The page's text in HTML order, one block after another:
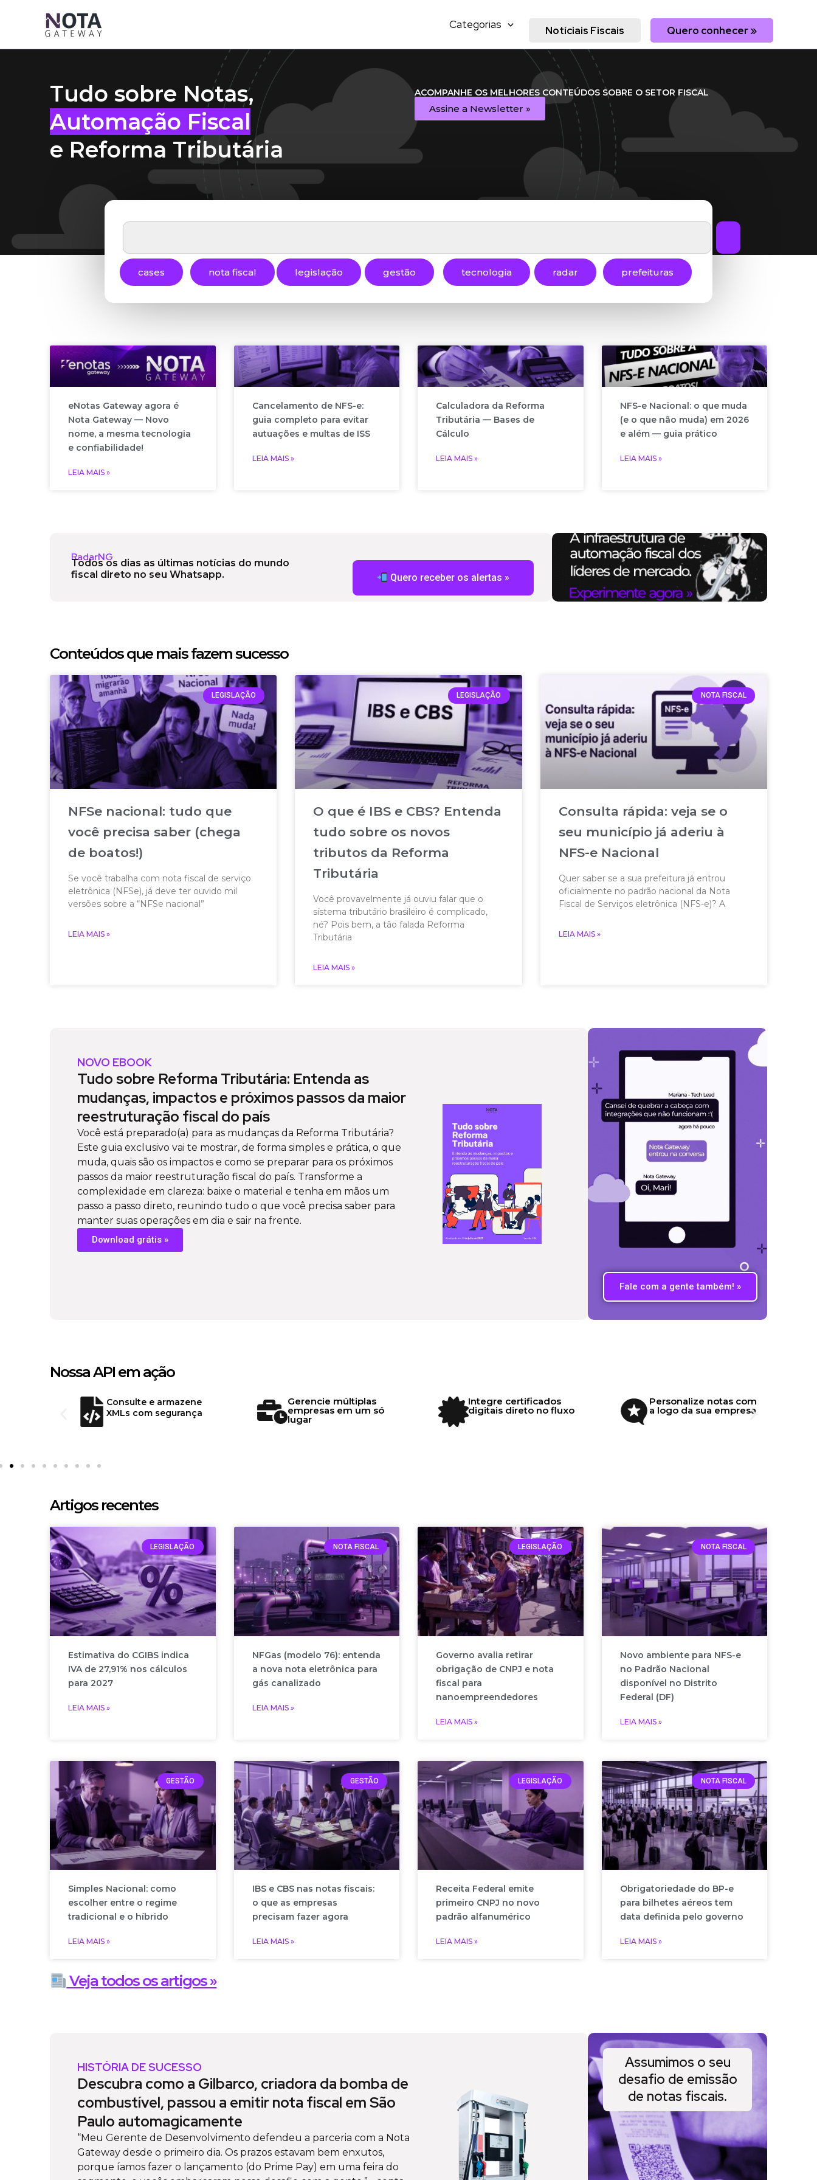
Categorias Notíciais Fiscais Quero conhecer »
Tudo sobre Notas,
Automação Fiscal
e Reforma Tributária
ACOMPANHE OS MELHORES CONTEÚDOS SOBRE O SETOR FISCAL
Assine a Newsletter »
P
s
q
cases nota fiscal legislação gestão tecnologia radar prefeituras
eNotas Gateway agora é
Nota Gateway — Novo
nome, a mesma tecnologia
e confiabilidade!
LEIA MAIS »
Cancelamento de NFS-e:
guia completo para evitar
autuações e multas de ISS
LEIA MAIS »
Calculadora da Reforma
Tributária — Bases de
Cálculo
LEIA MAIS »
NFS-e Nacional: o que muda
(e o que não muda) em 2026
e além — guia prático
LEIA MAIS »
RadarNG
Todos os dias as últimas notícias do mundo
fiscal direto no seu Whatsapp.
Quero receber os alertas »
Conteúdos que mais fazem sucesso
LEGISLAÇÃO
NFSe nacional: tudo que
você precisa saber (chega
de boatos!)
Se você trabalha com nota fiscal de serviço
eletrônica (NFSe), já deve ter ouvido mil
versões sobre a “NFSe nacional”
LEIA MAIS »
LEGISLAÇÃO
O que é IBS e CBS? Entenda
tudo sobre os novos
tributos da Reforma
Tributária
Você provavelmente já ouviu falar que o
sistema tributário brasileiro é complicado,
né? Pois bem, a tão falada Reforma
Tributária
LEIA MAIS »
NOTA FISCAL
Consulta rápida: veja se o
seu município já aderiu à
NFS-e Nacional
Quer saber se a sua prefeitura já entrou
oficialmente no padrão nacional da Nota
Fiscal de Serviços eletrônica (NFS-e)? A
LEIA MAIS »
NOVO EBOOK
Tudo sobre Reforma Tributária: Entenda as
mudanças, impactos e próximos passos da maior
reestruturação fiscal do país
Você está preparado(a) para as mudanças da Reforma Tributária?
Este guia exclusivo vai te mostrar, de forma simples e prática, o que
muda, quais são os impactos e como se preparar para os próximos
passos da maior reestruturação fiscal do país. Transforme a
complexidade em clareza: baixe o material e tenha em mãos um
passo a passo direto, reunindo tudo o que você precisa saber para
manter suas operações em dia e sair na frente.
Download grátis »
Fale com a gente também! »
Nossa API em ação
Consulte e armazene
XMLs com segurança
Gerencie múltiplas
empresas em um só
lugar
Integre certificados
digitais direto no fluxo
Personalize notas com
a logo da sua empresa
Artigos recentes
LEGISLAÇÃO
Estimativa do CGIBS indica
IVA de 27,91% nos cálculos
para 2027
LEIA MAIS »
NOTA FISCAL
NFGas (modelo 76): entenda
a nova nota eletrônica para
gás canalizado
LEIA MAIS »
LEGISLAÇÃO
Governo avalia retirar
obrigação de CNPJ e nota
fiscal para
nanoempreendedores
LEIA MAIS »
NOTA FISCAL
Novo ambiente para NFS-e
no Padrão Nacional
disponível no Distrito
Federal (DF)
LEIA MAIS »
GESTÃO
Simples Nacional: como
escolher entre o regime
tradicional e o híbrido
LEIA MAIS »
GESTÃO
IBS e CBS nas notas fiscais:
o que as empresas
precisam fazer agora
LEIA MAIS »
LEGISLAÇÃO
Receita Federal emite
primeiro CNPJ no novo
padrão alfanumérico
LEIA MAIS »
NOTA FISCAL
Obrigatoriedade do BP-e
para bilhetes aéreos tem
data definida pelo governo
LEIA MAIS »
Veja todos os artigos »
HISTÓRIA DE SUCESSO
Descubra como a Gilbarco, criadora da bomba de
combustível, passou a emitir nota fiscal em São
Paulo automagicamente
“Meu Gerente de Desenvolvimento defendeu a parceria com a Nota
Gateway desde o primeiro dia. Os prazos estavam bem enxutos,
porque íamos fazer o lançamento (do Prime Pay) em uma feira do
Assumimos o seu
desafio de emissão
de notas fiscais.